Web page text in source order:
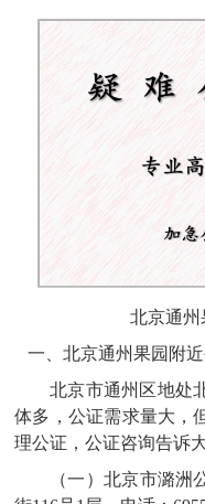
北京通州
一、北京通州果园附
北京市通州区地处
体多，公证需求量大，
理公证，公证咨询告诉
（一）‌北京市潞